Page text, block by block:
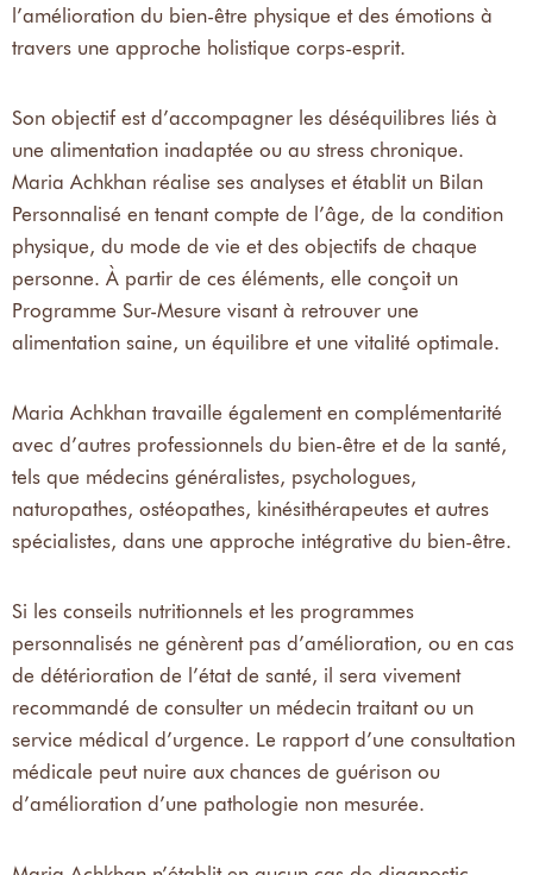
l’amélioration du bien-être physique et des émotions à
travers une approche holistique corps-esprit.
Son objectif est d’accompagner les déséquilibres liés à
une alimentation inadaptée ou au stress chronique.
Maria Achkhan réalise ses analyses et établit un Bilan
Personnalisé en tenant compte de l’âge, de la condition
physique, du mode de vie et des objectifs de chaque
personne. À partir de ces éléments, elle conçoit un
Programme Sur-Mesure visant à retrouver une
alimentation saine, un équilibre et une vitalité optimale.
Maria Achkhan travaille également en complémentarité
avec d’autres professionnels du bien-être et de la santé,
tels que médecins généralistes, psychologues,
naturopathes, ostéopathes, kinésithérapeutes et autres
spécialistes, dans une approche intégrative du bien-être.
Si les conseils nutritionnels et les programmes
personnalisés ne génèrent pas d’amélioration, ou en cas
de détérioration de l’état de santé, il sera vivement
recommandé de consulter un médecin traitant ou un
service médical d’urgence. Le rapport d’une consultation
médicale peut nuire aux chances de guérison ou
d’amélioration d’une pathologie non mesurée.